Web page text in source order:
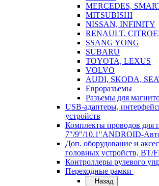
MERCEDES,
MITSUBISHI
NISSAN, INFINITY
RENAULT,
SSANG YONG
SUBARU
TOYOTA, LEXUS
VOLVO
AUDI, SKODA,
Евроразъемы
Разъемы для
USB-адаптеры,
устройств
Комплекты проводов для
7"/9"/10.1"ANDROID-
Доп. оборудование и
головных устройств, BT/
Контроллеры рулевого
Переходные рамки
Назад